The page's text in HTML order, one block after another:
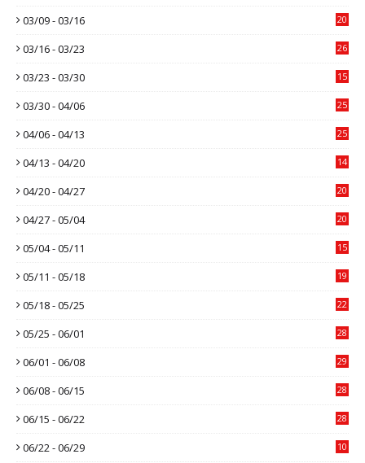
03/09 - 03/16 20
03/16 - 03/23 26
03/23 - 03/30 15
03/30 - 04/06 25
04/06 - 04/13 25
04/13 - 04/20 14
04/20 - 04/27 20
04/27 - 05/04 20
05/04 - 05/11 15
05/11 - 05/18 19
05/18 - 05/25 22
05/25 - 06/01 28
06/01 - 06/08 29
06/08 - 06/15 28
06/15 - 06/22 28
06/22 - 06/29 10